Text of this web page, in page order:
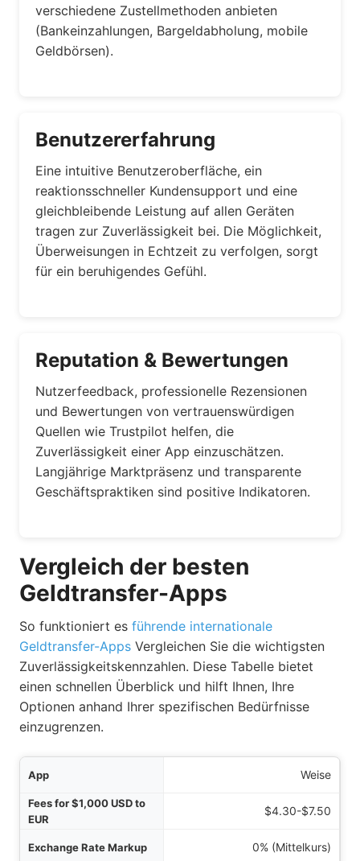
verschiedene Zustellmethoden anbieten
(Bankeinzahlungen, Bargeldabholung, mobile
Geldbörsen).
Benutzererfahrung
Eine intuitive Benutzeroberfläche, ein
reaktionsschneller Kundensupport und eine
gleichbleibende Leistung auf allen Geräten
tragen zur Zuverlässigkeit bei. Die Möglichkeit,
Überweisungen in Echtzeit zu verfolgen, sorgt
für ein beruhigendes Gefühl.
Reputation & Bewertungen
Nutzerfeedback, professionelle Rezensionen
und Bewertungen von vertrauenswürdigen
Quellen wie Trustpilot helfen, die
Zuverlässigkeit einer App einzuschätzen.
Langjährige Marktpräsenz und transparente
Geschäftspraktiken sind positive Indikatoren.
Vergleich der besten
Geldtransfer-Apps
So funktioniert es führende internationale
Geldtransfer-Apps Vergleichen Sie die wichtigsten
Zuverlässigkeitskennzahlen. Diese Tabelle bietet
einen schnellen Überblick und hilft Ihnen, Ihre
Optionen anhand Ihrer spezifischen Bedürfnisse
einzugrenzen.
Weise
$4.30-$7.50
0% (Mittelkurs)